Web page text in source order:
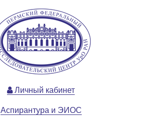
Личный кабинет
Аспирантура и ЭИОС